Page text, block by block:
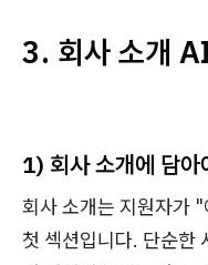
3. 회사 소개
1) 회사 소개에 담아
회사 소개는 지원자가
첫 섹션입니다. 단순한